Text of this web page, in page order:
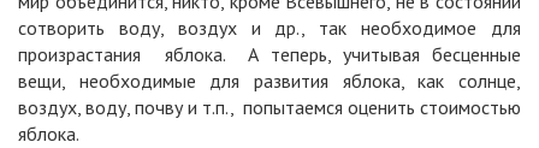
сотворить воду, воздух и др., так необходимое для
произрастания яблока. А теперь, учитывая бесценные
вещи, необходимые для развития яблока, как солнце,
воздух, воду, почву и т.п., попытаемся оценить стоимостью
яблока.